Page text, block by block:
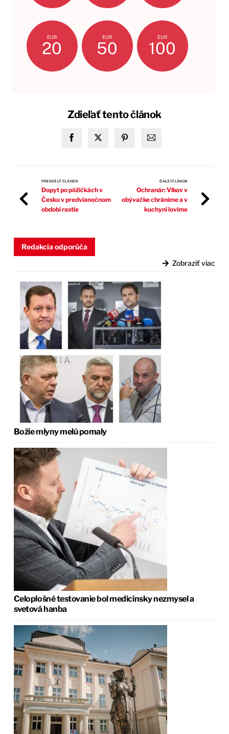
EUR
20
EUR
50
EUR
100
Zdieľať tento článok
PREDOŠLÝ ČLÁNOK
Dopyt po pôžičkách v
Česku v predvianočnom
období rastie
ĎALŠÍ ČLÁNOK
Ochranár: Vlkov v
obývačke chránime a v
kuchyni lovíme
Redakcia odporúča
Zobraziť viac
Božie mlyny melú pomaly
Celoplošné testovanie bol medicínsky nezmysel a
svetová hanba